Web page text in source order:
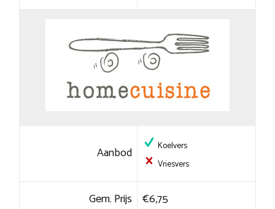
Aanbod
Koelvers
Vriesvers
Gem. Prijs €6,75